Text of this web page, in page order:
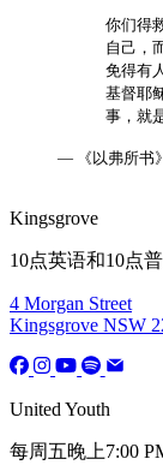
你们得
自己，
免得有
基督耶
事，就
— 《以弗所书
Kingsgrove
10点英语和10点
4 Morgan Street
Kingsgrove NSW
United Youth
每周五晚上7:00